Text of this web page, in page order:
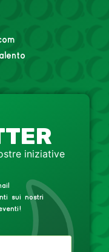
iniziative
sui nostri